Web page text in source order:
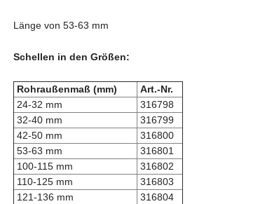
Länge von 53-63 mm
Schellen in den Größen:
Rohraußenmaß (mm)
Art.-Nr.
24-32 mm
316798
32-40 mm
316799
42-50 mm
316800
53-63 mm
316801
100-115 mm
316802
110-125 mm
316803
121-136 mm
316804